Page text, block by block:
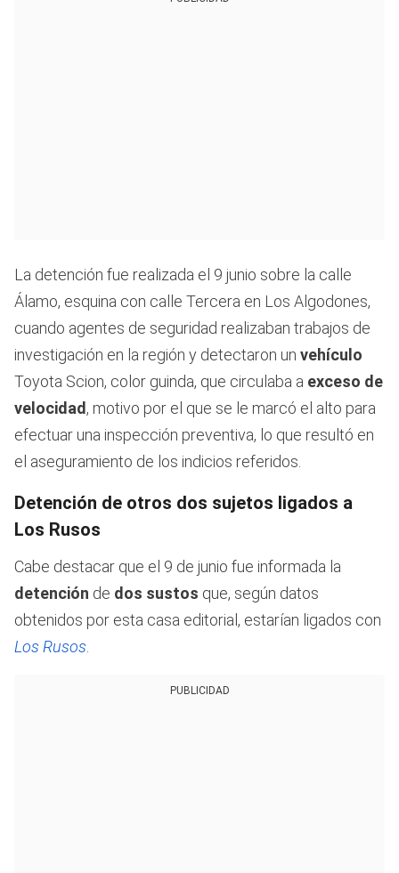
La detención fue realizada el 9 junio sobre la calle
Álamo, esquina con calle Tercera en Los Algodones,
cuando agentes de seguridad realizaban trabajos de
investigación en la región y detectaron un vehículo
Toyota Scion, color guinda, que circulaba a exceso de
velocidad, motivo por el que se le marcó el alto para
efectuar una inspección preventiva, lo que resultó en
el aseguramiento de los indicios referidos.
Detención de otros dos sujetos ligados a
Los Rusos
Cabe destacar que el 9 de junio fue informada la
detención de dos sustos que, según datos
obtenidos por esta casa editorial, estarían ligados con
Los Rusos.
PUBLICIDAD